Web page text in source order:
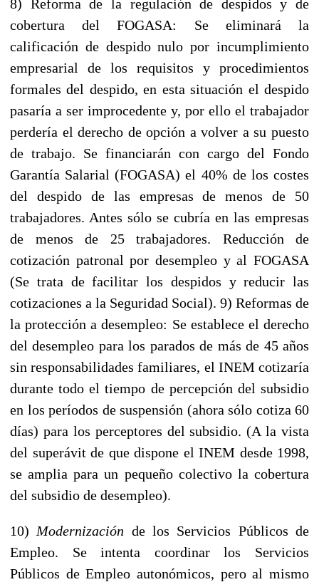
8) Reforma de la regulación de despidos y de
cobertura del FOGASA: Se eliminará la
calificación de despido nulo por incumplimiento
empresarial de los requisitos y procedimientos
formales del despido, en esta situación el despido
pasaría a ser improcedente y, por ello el trabajador
perdería el derecho de opción a volver a su puesto
de trabajo. Se financiarán con cargo del Fondo
Garantía Salarial (FOGASA) el 40% de los costes
del despido de las empresas de menos de 50
trabajadores. Antes sólo se cubría en las empresas
de menos de 25 trabajadores. Reducción de
cotización patronal por desempleo y al FOGASA
(Se trata de facilitar los despidos y reducir las
cotizaciones a la Seguridad Social). 9) Reformas de
la protección a desempleo: Se establece el derecho
del desempleo para los parados de más de 45 años
sin responsabilidades familiares, el INEM cotizaría
durante todo el tiempo de percepción del subsidio
en los períodos de suspensión (ahora sólo cotiza 60
días) para los perceptores del subsidio. (A la vista
del superávit de que dispone el INEM desde 1998,
se amplia para un pequeño colectivo la cobertura
del subsidio de desempleo).
10) Modernización de los Servicios Públicos de
Empleo. Se intenta coordinar los Servicios
Públicos de Empleo autonómicos, pero al mismo